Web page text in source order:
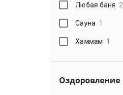
Любая баня 2
Сауна 1
Хаммам 1
Оздоровление